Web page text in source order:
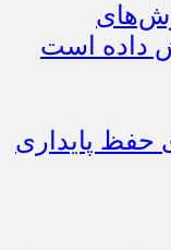
داده است
حفظ پایداری